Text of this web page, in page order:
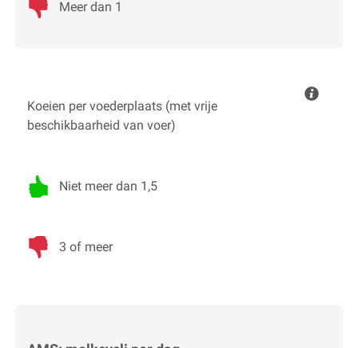
Meer dan 1
Koeien per voederplaats (met vrije
beschikbaarheid van voer)
Niet meer dan 1,5
3 of meer